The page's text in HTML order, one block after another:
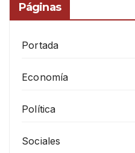
Páginas
Portada
Economía
Política
Sociales